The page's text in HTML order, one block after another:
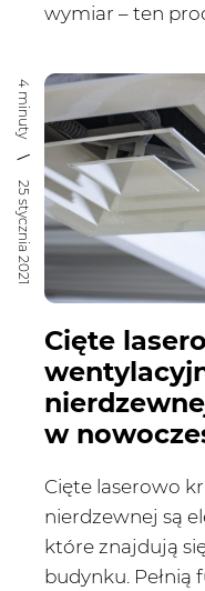
wymiar – ten
4 minuty
25 stycznia 2021
Cięte
w
Cięte laserowo
nierdzewnej są
które znajdują
budynku.